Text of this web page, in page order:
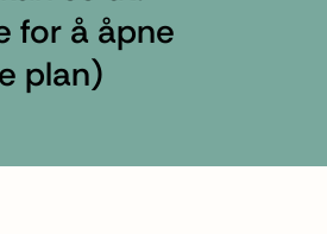
for å åpne
plan)